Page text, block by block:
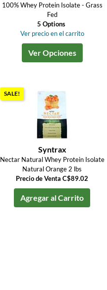
100% Whey Protein Isolate - Grass
Fed
5 Options
Ver precio en el carrito
Ver Opciones
SALE!
Syntrax
Nectar Natural Whey Protein Isolate
Natural Orange 2 lbs
Precio de Venta C$89.02
Agregar al Carrito